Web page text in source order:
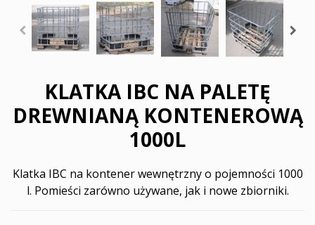
KLATKA IBC NA PALETĘ
DREWNIANĄ KONTENEROWĄ
1000L
Klatka IBC na kontener wewnętrzny o pojemności 1000
l. Pomieści zarówno używane, jak i nowe zbiorniki.